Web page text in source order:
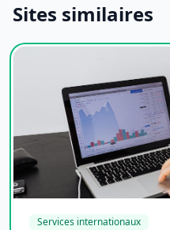
Sites similaires
Services internationaux